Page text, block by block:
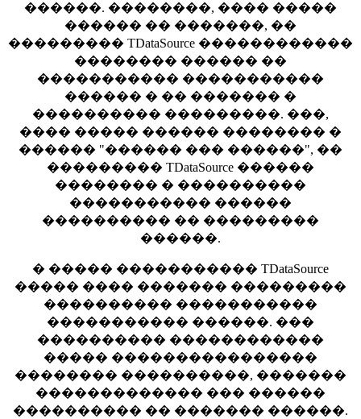
������. ��������, ���� �����
������ �� �������, ��
��������� TDataSource ������������
�������� ������ ��
����������� �����������
������ � �� ������� �
���������� ���������. ���,
���� ����� ������ �������� �
������ "������ ��� ������", ��
��������� TDataSource ������
�������� � ����������
����������� ������
���������� �� ���������
������.
� ����� ����������� TDataSource
����� ���� ������� ���������
���������� �����������
����������� ������. ���
���������� ������������
����� ����������������
�������� ����������, �������
������������� ��� ������
���������� �� ������� ������.